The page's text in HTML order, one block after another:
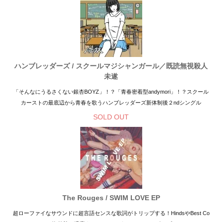
ハンブレッダーズ / スクールマジシャンガール／既読無視殺人
未遂
「そんなにうるさくない銀杏BOYZ」！？「青春密着型andymori」！？スクール
カーストの最底辺から青春を歌うハンブレッダーズ新体制後２ndシングル
SOLD OUT
The Rouges / SWIM LOVE EP
超ローファイなサウンドに超言語センスな歌詞がトリップする！HindsやBest Co